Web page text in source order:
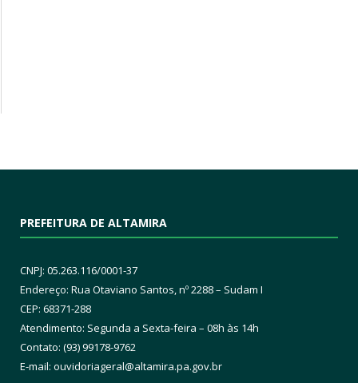
PREFEITURA DE ALTAMIRA
CNPJ: 05.263.116/0001-37
Endereço: Rua Otaviano Santos, nº 2288 – Sudam I
CEP: 68371-288
Atendimento: Segunda a Sexta-feira – 08h às 14h
Contato: (93) 99178-9762
E-mail: ouvidoriageral@altamira.pa.gov.br